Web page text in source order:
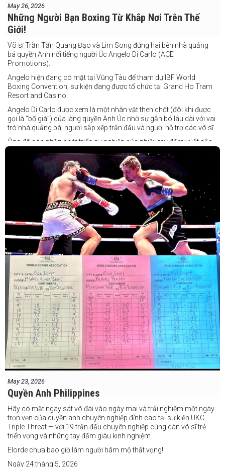
May 26, 2026
Những Người Bạn Boxing Từ Khắp Nơi Trên Thế
Giới!
Võ sĩ Trần Tấn Quang Đạo và Lim Song đứng hai bên nhà quảng
bá quyền Anh nổi tiếng người Úc Angelo Di Carlo (ACE
Promotions).
Angelo hiện đang có mặt tại Vũng Tàu để tham dự IBF World
Boxing Convention, sự kiện đang được tổ chức tại Grand Ho Tram
Resort and Casino.
Angelo Di Carlo được xem là một nhân vật then chốt (đôi khi được
gọi là “bố già”) của làng quyền Anh Úc nhờ sự gắn bó lâu dài với vai
trò nhà quảng bá, người sắp xếp trận đấu và người hỗ trợ các võ sĩ.
Ông đã góp phần phát triển sự nghiệp của nhiều tay đấm xuất sắc,
May 23, 2026
Quyền Anh Philippines
Hãy có mặt ngay sát võ đài vào ngày mai và trải nghiệm một ngày
trọn vẹn của quyền anh chuyên nghiệp đỉnh cao tại sự kiện UKC
Triple Threat — với 19 trận đấu chuyên nghiệp cùng dàn võ sĩ trẻ
triển vọng và những tay đấm giàu kinh nghiệm.
Elorde chưa bao giờ làm người hâm mộ thất vọng!
Ngày 24 tháng 5, 2026